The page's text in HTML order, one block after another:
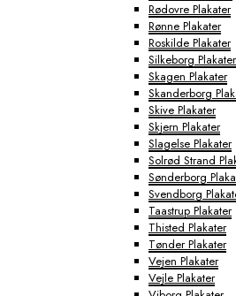
Rødovre Plakater
Rønne Plakater
Roskilde Plakater
Silkeborg Plakater
Skagen Plakater
Skanderborg
Skive Plakater
Skjern Plakater
Slagelse Plakater
Solrød Strand
Sønderborg
Svendborg
Taastrup Plakater
Thisted Plakater
Tønder Plakater
Vejen Plakater
Vejle Plakater